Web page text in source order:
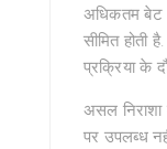
अधिकतम बेट
सीमित होती
प्रक्रिया के
असल निराशा
पर उपलब्ध